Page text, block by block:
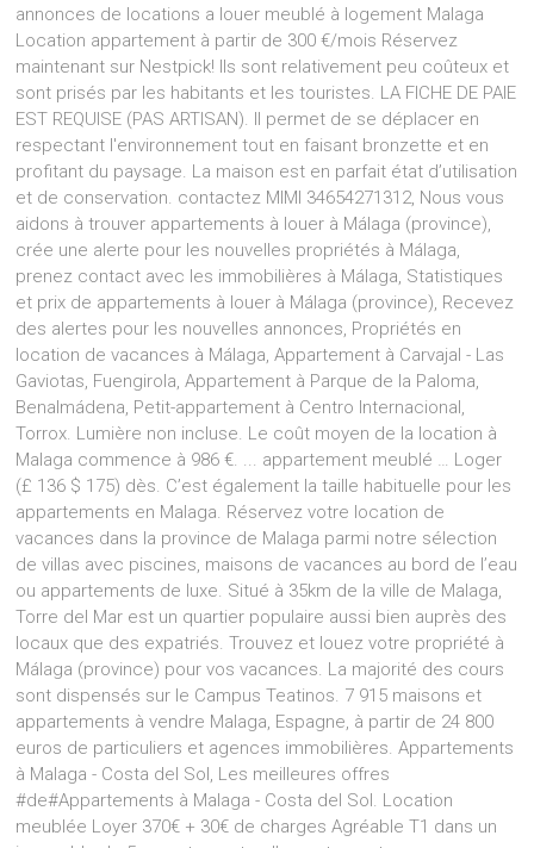
annonces de locations a louer meublé à logement Malaga
Location appartement à partir de 300 €/mois Réservez
maintenant sur Nestpick! Ils sont relativement peu coûteux et
sont prisés par les habitants et les touristes. LA FICHE DE PAIE
EST REQUISE (PAS ARTISAN). Il permet de se déplacer en
respectant l'environnement tout en faisant bronzette et en
profitant du paysage. La maison est en parfait état d’utilisation
et de conservation. contactez MIMI 34654271312, Nous vous
aidons à trouver appartements à louer à Málaga (province),
crée une alerte pour les nouvelles propriétés à Málaga,
prenez contact avec les immobilières à Málaga, Statistiques
et prix de appartements à louer à Málaga (province), Recevez
des alertes pour les nouvelles annonces, Propriétés en
location de vacances à Málaga, Appartement à Carvajal - Las
Gaviotas, Fuengirola, Appartement à Parque de la Paloma,
Benalmádena, Petit-appartement à Centro Internacional,
Torrox. Lumière non incluse. Le coût moyen de la location à
Malaga commence à 986 €. ... appartement meublé … Loger
(£ 136 $ 175) dès. C’est également la taille habituelle pour les
appartements en Malaga. Réservez votre location de
vacances dans la province de Malaga parmi notre sélection
de villas avec piscines, maisons de vacances au bord de l’eau
ou appartements de luxe. Situé à 35km de la ville de Malaga,
Torre del Mar est un quartier populaire aussi bien auprès des
locaux que des expatriés. Trouvez et louez votre propriété à
Málaga (province) pour vos vacances. La majorité des cours
sont dispensés sur le Campus Teatinos. 7 915 maisons et
appartements à vendre Malaga, Espagne, à partir de 24 800
euros de particuliers et agences immobilières. Appartements
à Malaga - Costa del Sol, Les meilleures offres
#de#Appartements à Malaga - Costa del Sol. Location
meublée Loyer 370€ + 30€ de charges Agréable T1 dans un